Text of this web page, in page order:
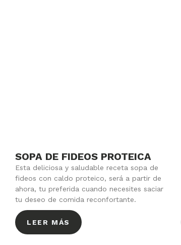
SOPA DE FIDEOS PROTEICA
Esta deliciosa y saludable receta sopa de
fideos con caldo proteico, será a partir de
ahora, tu preferida cuando necesites saciar
tu deseo de comida reconfortante.
LEER MÁS